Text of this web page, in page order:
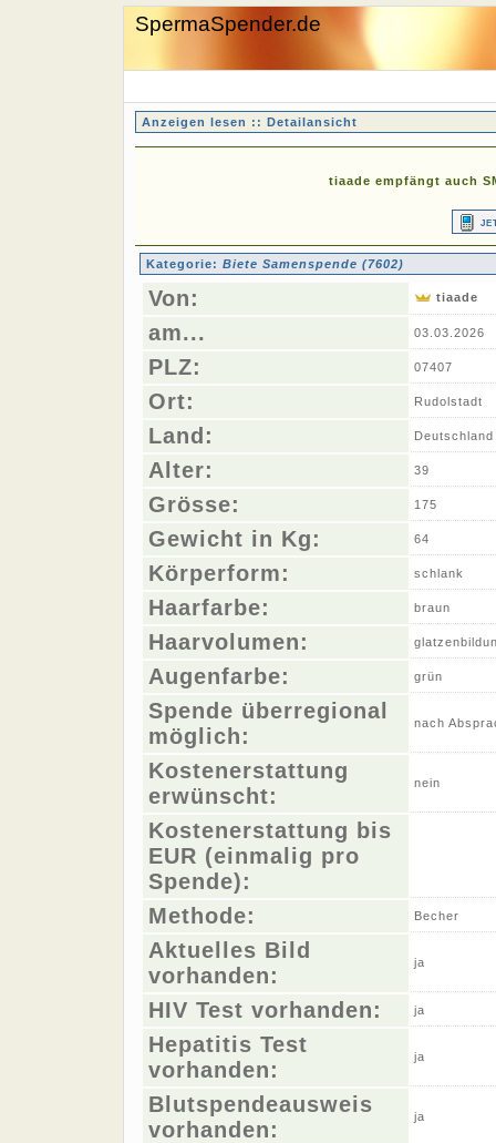
SpermaSpender.de
Anzeigen lesen :: Detailansicht
tiaade empfängt auch
Kategorie: Biete Samenspende (7602)
Von: tiaade
am... 03.03.2026
PLZ: 07407
Ort: Rudolstadt
Land: Deutschland
Alter: 39
Grösse: 175
Gewicht in Kg: 64
Körperform: schlank
Haarfarbe: braun
Haarvolumen:
Augenfarbe: grün
Spende überregional
möglich:
nach
Kostenerstattung
erwünscht:
nein
Kostenerstattung bis
EUR (einmalig pro
Spende):
Methode:
Becher
Aktuelles Bild
vorhanden:
ja
HIV Test vorhanden: ja
Hepatitis Test
vorhanden:
ja
Blutspendeausweis
vorhanden:
ja